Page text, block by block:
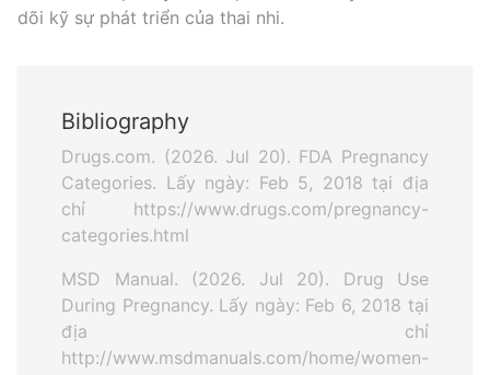
dõi kỹ sự phát triển của thai nhi.
Bibliography
Drugs.com. (2026. Jul 20). FDA Pregnancy
Categories. Lấy ngày: Feb 5, 2018 tại địa
chỉ https://www.drugs.com/pregnancy-
categories.html
MSD Manual. (2026. Jul 20). Drug Use
During Pregnancy. Lấy ngày: Feb 6, 2018 tại
địa chỉ
http://www.msdmanuals.com/home/women-